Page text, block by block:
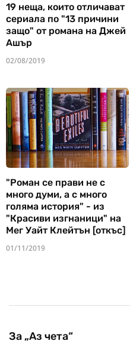
19 неща, които отличават
сериала по "13 причини
защо" от романа на Джей
Ашър
02/08/2019
"Роман се прави не с
много думи, а с много
голяма история" - из
"Красиви изгнаници" на
Мег Уайт Клейтън [откъс]
01/11/2019
За „Аз чета“